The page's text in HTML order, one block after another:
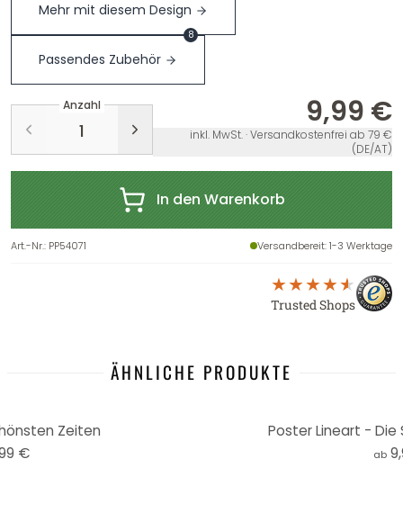
Mehr mit diesem Design
Passendes Zubehör
8
Anzahl 9,99 €
inkl. MwSt. · Versandkostenfrei ab 79 €
(DE/AT)
In den Warenkorb
Art.-Nr.: PP54071 Versandbereit: 1-3 Werktage
Trusted Shops
ÄHNLICHE PRODUKTE
Zeiten
€
Poster Lineart - Die
ab